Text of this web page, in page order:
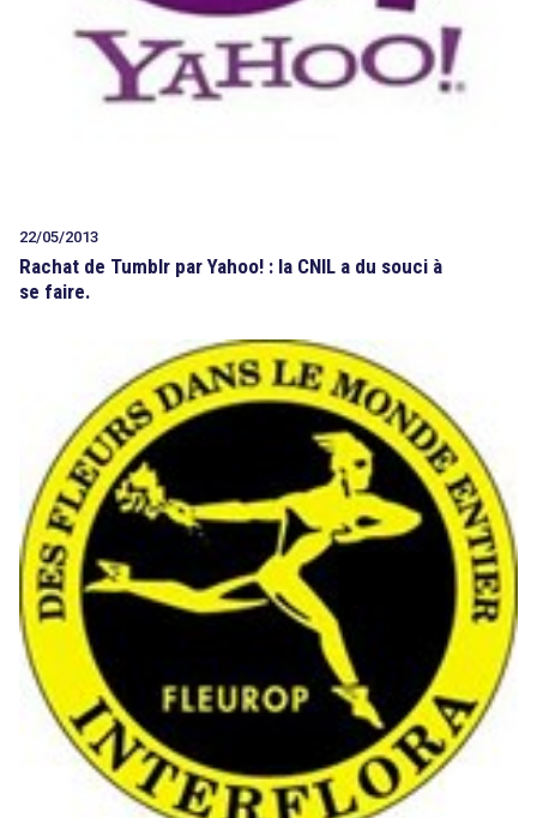
22/05/2013
Rachat de Tumblr par Yahoo! : la CNIL a du souci à
se faire.